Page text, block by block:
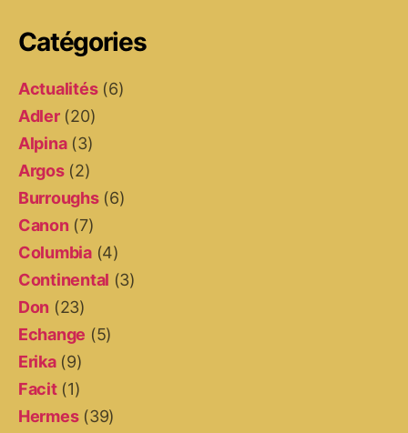
Catégories
Actualités(6)
Adler(20)
Alpina(3)
Argos(2)
Burroughs(6)
Canon (7)
Columbia(4)
Continental (3)
Don (23)
Echange (5)
Erika(9)
Facit(1)
Hermes(39)